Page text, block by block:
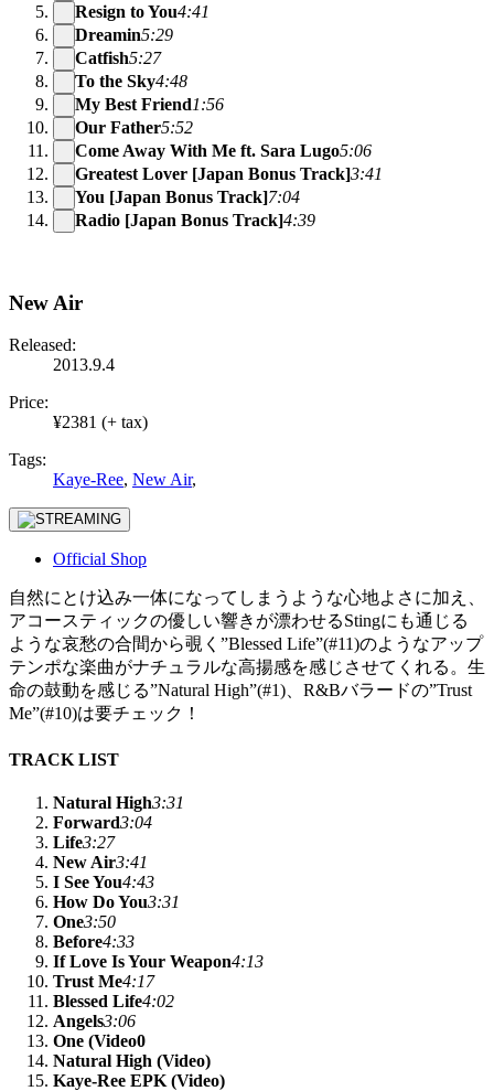
Resign to You4:41
Dreamin5:29
Catfish5:27
To the Sky4:48
My Best Friend1:56
Our Father5:52
Come Away With Me ft. Sara Lugo5:06
Greatest Lover [Japan Bonus Track]3:41
You [Japan Bonus Track]7:04
Radio [Japan Bonus Track]4:39
New Air
Released:
2013.9.4
Price:
¥2381 (+ tax)
Tags:
Kaye-Ree, New Air,
Official Shop
自然にとけ込み一体になってしまうような心地よさに加え、
アコースティックの優しい響きが漂わせるStingにも通じる
ような哀愁の合間から覗く”Blessed Life”(#11)のようなアップ
テンポな楽曲がナチュラルな高揚感を感じさせてくれる。生
命の鼓動を感じる”Natural High”(#1)、R&Bバラードの”Trust
Me”(#10)は要チェック！
TRACK LIST
Natural High3:31
Forward3:04
Life3:27
New Air3:41
I See You4:43
How Do You3:31
One3:50
Before4:33
If Love Is Your Weapon4:13
Trust Me4:17
Blessed Life4:02
Angels3:06
One (Video0
Natural High (Video)
Kaye-Ree EPK (Video)